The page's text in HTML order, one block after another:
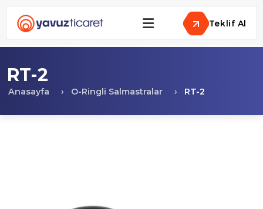
Teklif Al
RT-2
Anasayfa O-Ringli Salmastralar RT-2